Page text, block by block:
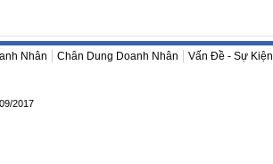
Nhân Chân Dung Doanh Nhân Vấn Đề - Sự Kiện
2017